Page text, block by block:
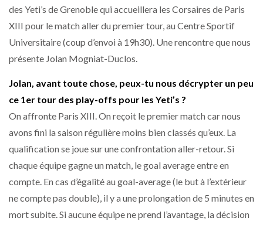
des Yeti’s de Grenoble qui accueillera les Corsaires de Paris
XIII pour le match aller du premier tour, au Centre Sportif
Universitaire (coup d’envoi à 19h30). Une rencontre que nous
présente Jolan Mogniat-Duclos.
Jolan, avant toute chose, peux-tu nous décrypter un peu
ce 1er tour des play-offs pour les Yeti’s ?
On affronte Paris XIII. On reçoit le premier match car nous
avons fini la saison régulière moins bien classés qu’eux. La
qualification se joue sur une confrontation aller-retour. Si
chaque équipe gagne un match, le goal average entre en
compte. En cas d’égalité au goal-average (le but à l’extérieur
ne compte pas double), il y a une prolongation de 5 minutes en
mort subite. Si aucune équipe ne prend l’avantage, la décision